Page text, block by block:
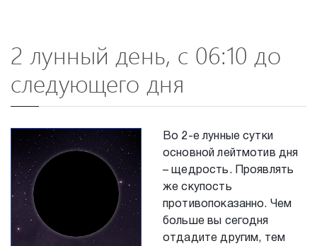
2 лунный день, с 06:10 до
следующего дня
Во 2-е лунные сутки
основной лейтмотив дня
– щедрость. Проявлять
же скупость
противопоказанно. Чем
больше вы сегодня
отдадите другим, тем